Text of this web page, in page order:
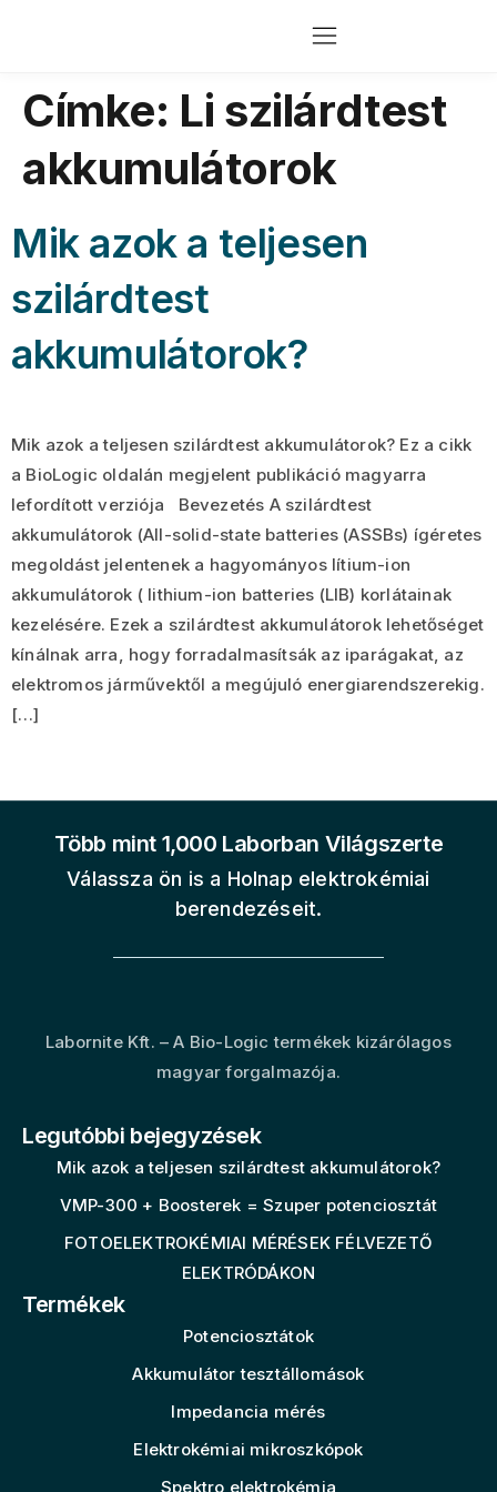
Címke: Li szilárdtest
akkumulátorok
Mik azok a teljesen
szilárdtest
akkumulátorok?
Mik azok a teljesen szilárdtest akkumulátorok? Ez a cikk
a BioLogic oldalán megjelent publikáció magyarra
lefordított verziója Bevezetés A szilárdtest
akkumulátorok (All-solid-state batteries (ASSBs) ígéretes
megoldást jelentenek a hagyományos lítium-ion
akkumulátorok ( lithium-ion batteries (LIB) korlátainak
kezelésére. Ezek a szilárdtest akkumulátorok lehetőséget
kínálnak arra, hogy forradalmasítsák az iparágakat, az
elektromos járművektől a megújuló energiarendszerekig.
[…]
Több mint 1,000 Laborban Világszerte
Válassza ön is a Holnap elektrokémiai
berendezéseit.
Labornite Kft. – A Bio-Logic termékek kizárólagos
magyar forgalmazója.
Legutóbbi bejegyzések
Mik azok a teljesen szilárdtest akkumulátorok?
VMP-300 + Boosterek = Szuper potenciosztát
FOTOELEKTROKÉMIAI MÉRÉSEK FÉLVEZETŐ
ELEKTRÓDÁKON
Termékek
Potenciosztátok
Akkumulátor tesztállomások
Impedancia mérés
Elektrokémiai mikroszkópok
Spektro elektrokémia